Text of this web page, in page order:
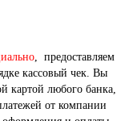
, предоставляем
кассовый чек. Вы
картой любого банка,
от компании